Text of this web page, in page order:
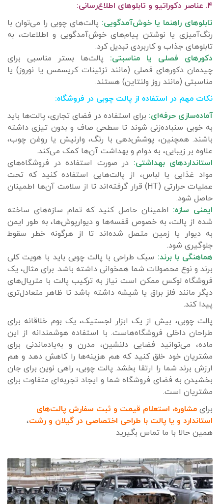
۴. عناصر دکوراتیو و تابلوهای اطلاع‌رسانی:
تابلوهای راهنما یا خوش‌آمدگویی: پالت‌های چوبی را می‌توان با
رنگ‌آمیزی یا نوشتن پیام‌های خوش‌آمدگویی و اطلاعات، به
تابلوهای جذاب و کاربردی تبدیل کرد.
دکورهای فصلی یا مناسبتی: پالت‌ها بستر مناسبی برای
چیدمان دکورهای فصلی (مانند تزئینات کریسمس یا نوروز) یا
مناسبتی (مانند روز ولنتاین) هستند.
نکات مهم در استفاده از پالت چوبی در فروشگاه:
آماده‌سازی حرفه‌ای: برای استفاده در فضای تجاری، پالت‌ها باید
به خوبی سنباده‌زنی شوند تا سطحی صاف و بدون تیزی داشته
باشند. همچنین، پوشش‌دهی با رنگ، وارنیش یا روغن چوب،
علاوه بر زیبایی، به دوام و بهداشت آن‌ها کمک می‌کند.
استانداردهای بهداشتی: در صورت استفاده در فروشگاه‌های
مواد غذایی یا لباس، از پالت‌هایی استفاده کنید که تحت
عملیات حرارتی (HT) قرار گرفته‌اند تا از سلامت آن‌ها اطمینان
حاصل شود.
ایمنی سازه: اطمینان حاصل کنید که تمام سازه‌های ساخته
شده از پالت، به خصوص قفسه‌ها و دیوارپوش‌ها، به طور ایمن
به دیوار یا زمین متصل شده‌اند تا از هرگونه خطر سقوط
جلوگیری شود.
هماهنگی با برند: سبک طراحی با پالت چوبی باید با هویت کلی
برند و نوع محصولات شما همخوانی داشته باشد. برای مثال، یک
فروشگاه لوکس ممکن است نیاز به ترکیب پالت با متریال‌های
دیگر مانند فلز براق یا شیشه داشته باشد تا ظاهر متعادل‌تری
پیدا کند.
پالت چوبی، بیش از یک ابزار لجستیک، یک بوم خلاقانه برای
طراحان داخلی فروشگاه‌هاست. با استفاده هوشمندانه از این
ماده، می‌توانید فضایی دلنشین، مدرن و به‌یادماندنی برای
مشتریان خود خلق کنید که هم هزینه‌ها را کاهش دهد و هم
ارزش برند شما را ارتقا بخشد. پالت چوبی، راهی نوین برای جان
بخشیدن به فضای فروشگاه شما و ایجاد تجربه‌ای متفاوت برای
مشتریان است.
برای مشاوره، استعلام قیمت و ثبت سفارش پالت‌های
استاندارد و یا پالت با طراحی اختصاصی در گیلان و رشت،
همین حالا با ما تماس بگیرید